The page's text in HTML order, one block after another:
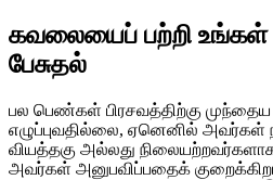
கவலையைப் பற்றி உங்கள்
பேசுதல்
பல பெண்கள் பிரசவத்திற்கு
எழுப்புவதில்லை, ஏனெனில் அவர்கள்
வியத்தகு அல்லது
அவர்கள் அனுபவிப்பதைக்